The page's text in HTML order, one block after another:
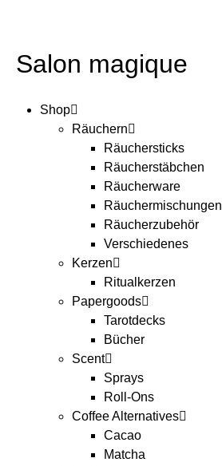
Salon magique
Shop
Räuchern
Räuchersticks
Räucherstäbchen
Räucherware
Räuchermischungen
Räucherzubehör
Verschiedenes
Kerzen
Ritualkerzen
Papergoods
Tarotdecks
Bücher
Scent
Sprays
Roll-Ons
Coffee Alternatives
Cacao
Matcha